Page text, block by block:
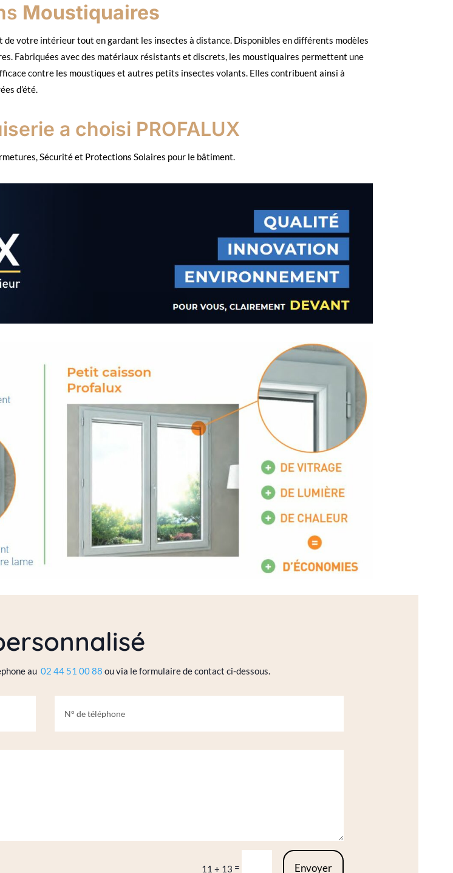
Moustiquaires
votre intérieur tout en gardant les insectes à distance. Disponibles en différents modèles
Fabriquées avec des matériaux résistants et discrets, les moustiquaires permettent une
contre les moustiques et autres petits insectes volants. Elles contribuent ainsi à
d’été.
a choisi PROFALUX
Sécurité et Protections Solaires pour le bâtiment.
au 02 44 51 00 88 ou via le formulaire de contact ci-dessous.
11 + 13 = Envoyer